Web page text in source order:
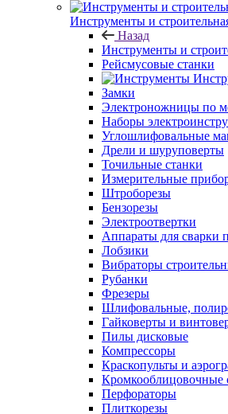
Инструменты и
Назад
Инструменты и
Рейсмусовые станки
Замки
Электроножницы по
Наборы
Углошлифовальные
Дрели и шуруповерты
Точильные станки
Измерительные
Штроборезы
Бензорезы
Электроотвертки
Аппараты для сварки
Лобзики
Вибраторы
Рубанки
Фрезеры
Шлифовальные,
Гайковерты и
Пилы дисковые
Компрессоры
Краскопульты и
Кромкооблицовочные
Перфораторы
Плиткорезы